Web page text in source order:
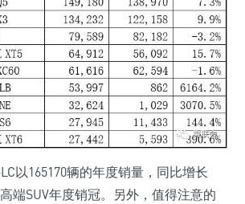
以165170辆的年度销量，同比增长
端SUV年度销冠。另外，值得注意的